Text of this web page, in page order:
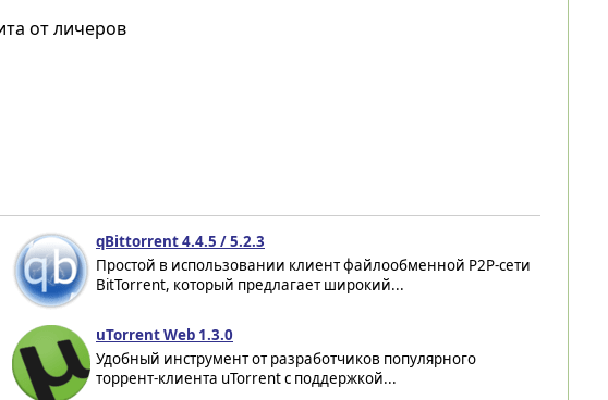
от личеров
qBittorrent 4.4.5 / 5.2.3
Простой в использовании клиент файлообменной P2P-сети
BitTorrent, который предлагает широкий...
uTorrent Web 1.3.0
Удобный инструмент от разработчиков популярного
торрент-клиента uTorrent с поддержкой...